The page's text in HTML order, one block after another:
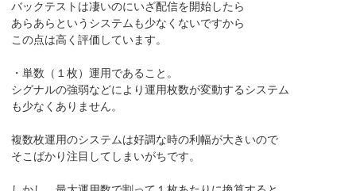
バックテストは凄いのにいざ配信を開始したら
あらあらというシステムも少なくないですから
この点は高く評価しています。
・単数（１枚）運用であること。
シグナルの強弱などにより運用枚数が変動するシステム
も少なくありません。
複数枚運用のシステムは好調な時の利幅が大きいので
そこばかり注目してしまいがちです。